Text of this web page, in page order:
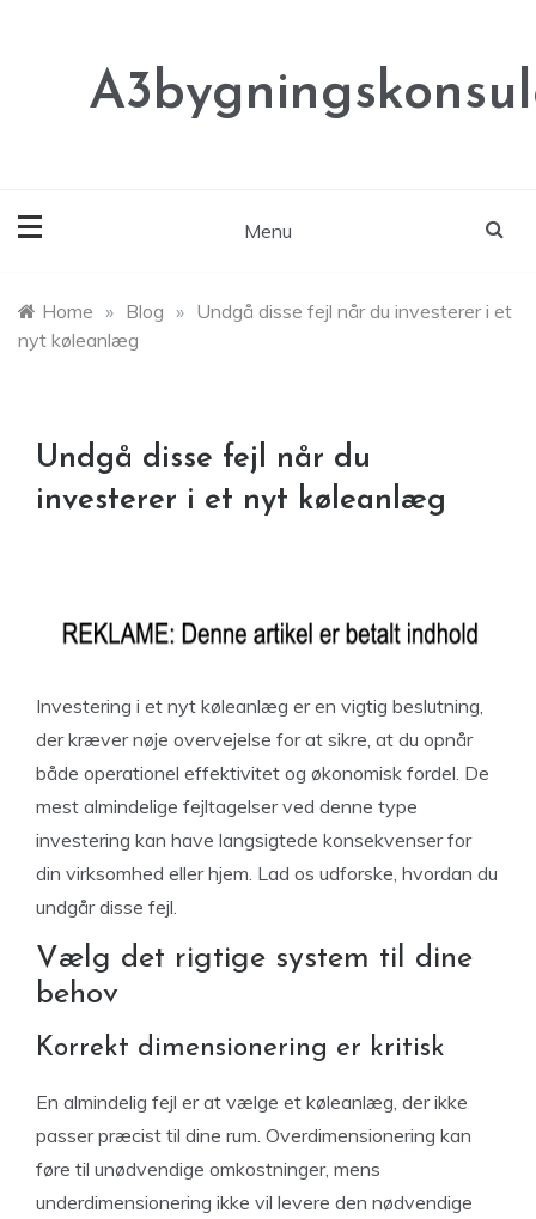
Menu
Home » Blog » Undgå disse fejl når du investerer i et
nyt køleanlæg
Undgå disse fejl når du
investerer i et nyt køleanlæg
Investering i et nyt køleanlæg er en vigtig beslutning,
der kræver nøje overvejelse for at sikre, at du opnår
både operationel effektivitet og økonomisk fordel. De
mest almindelige fejltagelser ved denne type
investering kan have langsigtede konsekvenser for
din virksomhed eller hjem. Lad os udforske, hvordan du
undgår disse fejl.
Vælg det rigtige system til dine
behov
Korrekt dimensionering er kritisk
En almindelig fejl er at vælge et køleanlæg, der ikke
passer præcist til dine rum. Overdimensionering kan
føre til unødvendige omkostninger, mens
underdimensionering ikke vil levere den nødvendige